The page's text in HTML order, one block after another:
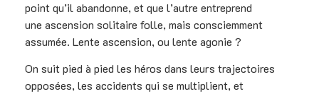
point qu’il abandonne, et que l’autre entreprend
une ascension solitaire folle, mais consciemment
assumée. Lente ascension, ou lente agonie ?
On suit pied à pied les héros dans leurs trajectoires
opposées, les accidents qui se multiplient, et